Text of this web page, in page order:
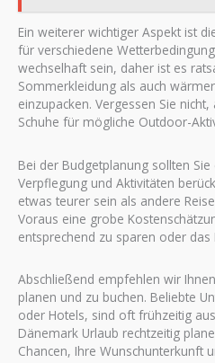
Ein weiterer wichtiger Aspekt ist
für verschiedene
wechselhaft sein, daher ist es
Sommerkleidung als auch
einzupacken. Vergessen Sie
Schuhe für mögliche Outdoor-
Bei der Budgetplanung sollten
Verpflegung und Aktivitäten
etwas teurer sein als andere
Voraus eine grobe
entsprechend zu sparen oder das
Abschließend empfehlen wir
planen und zu buchen. Beliebte
oder Hotels, sind oft frühzeitig
Dänemark Urlaub rechtzeitig
Chancen, Ihre Wunschunterkunft